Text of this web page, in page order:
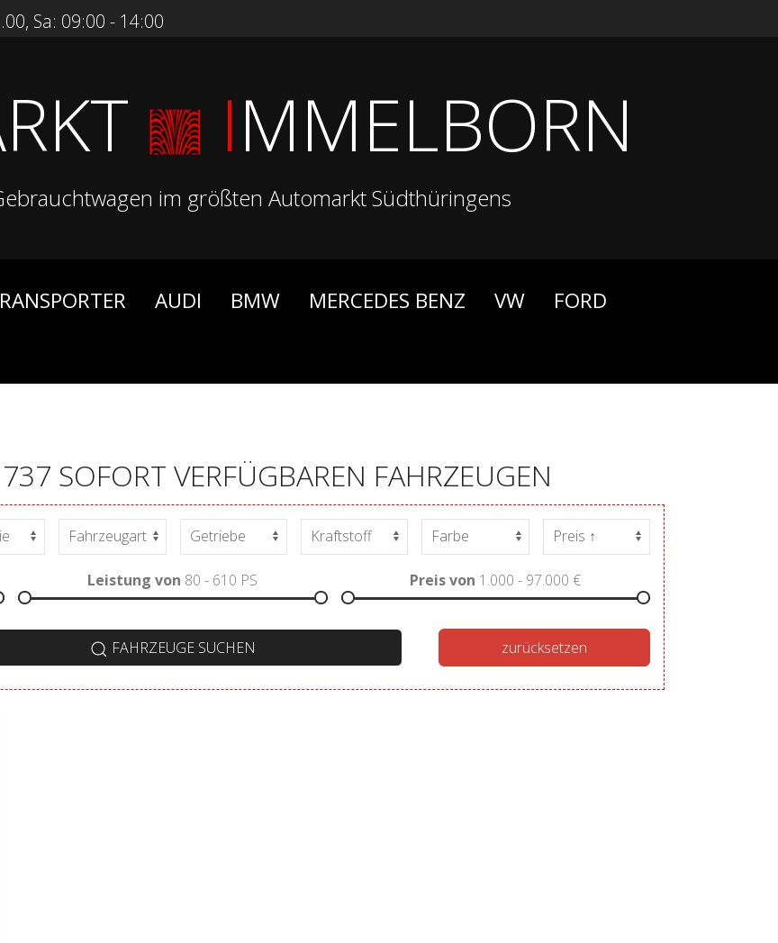
Sa: 09:00 - 14:00
IMMELBORN
im größten Automarkt Südthüringens
AUDI BMW MERCEDES BENZ VW
FORD
SOFORT VERFÜGBAREN FAHRZEUGEN
Leistung von 80 - 610 PS Preis von 1.000 - 97.000 €
FAHRZEUGE SUCHEN zurücksetzen